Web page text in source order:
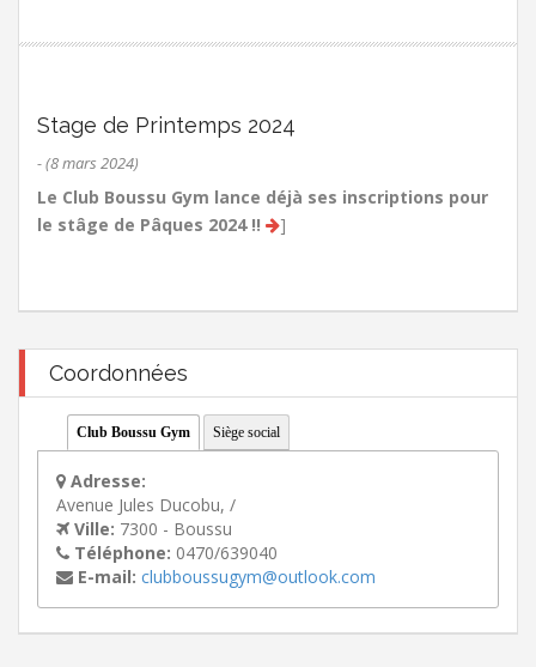
Stage de Printemps 2024
- (8 mars 2024)
Le Club Boussu Gym lance déjà ses inscriptions pour
le stâge de Pâques 2024 !!
]
Coordonnées
Club Boussu Gym Siège social
Adresse:
Avenue Jules Ducobu, /
Ville: 7300 - Boussu
Téléphone: 0470/639040
E-mail: clubboussugym@outlook.com